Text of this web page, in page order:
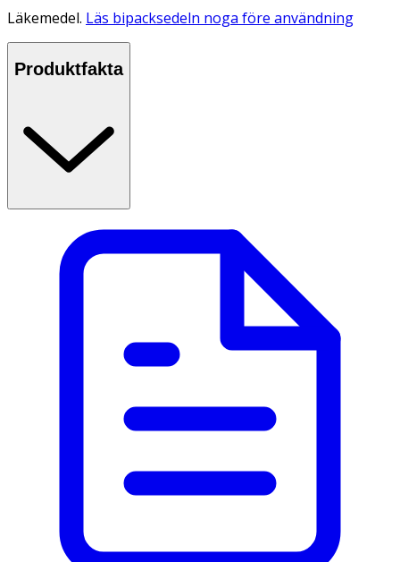
Läkemedel. Läs bipacksedeln noga före användning
Produktfakta